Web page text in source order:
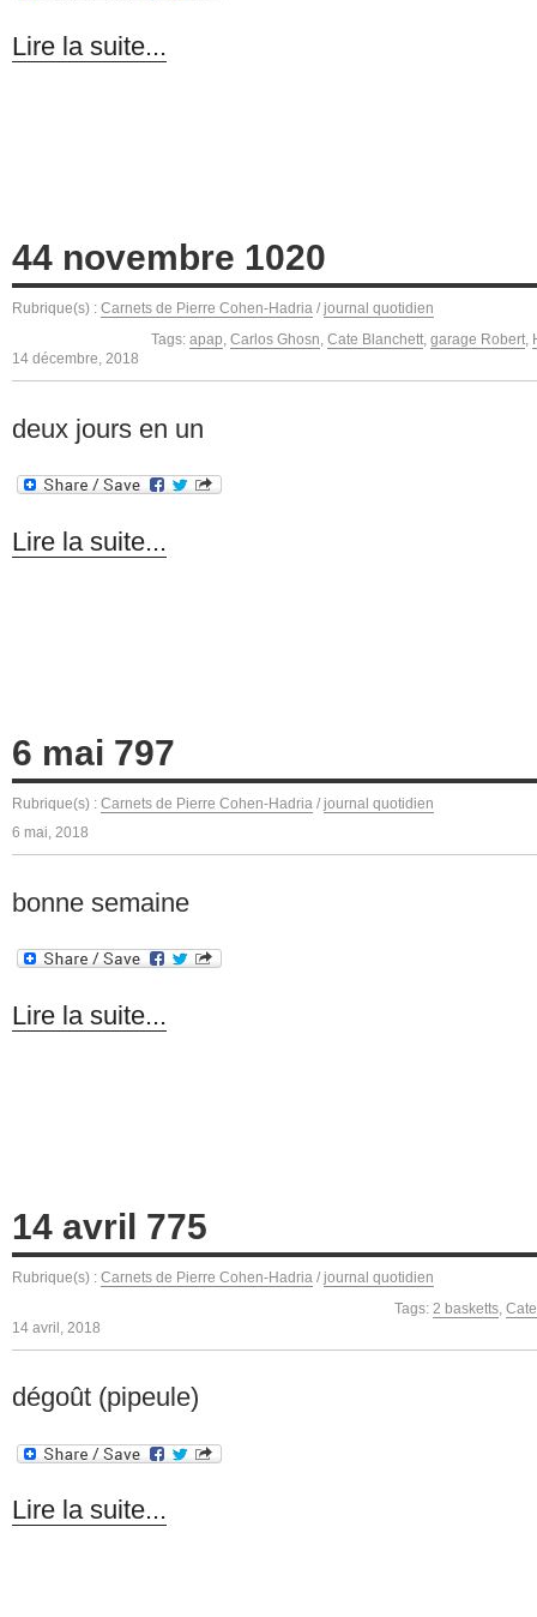
Lire la suite...
44 novembre 1020
Rubrique(s) : Carnets de Pierre Cohen-Hadria / journal quotidien
Tags: apap, Carlos Ghosn, Cate Blanchett, garage Robert,
14 décembre, 2018
deux jours en un
Lire la suite...
6 mai 797
Rubrique(s) : Carnets de Pierre Cohen-Hadria / journal quotidien
6 mai, 2018
bonne semaine
Lire la suite...
14 avril 775
Rubrique(s) : Carnets de Pierre Cohen-Hadria / journal quotidien
Tags: 2 basketts,
14 avril, 2018
dégoût (pipeule)
Lire la suite...